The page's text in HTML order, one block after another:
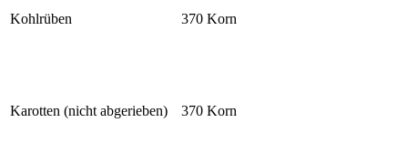
Kohlrüben 370 Korn
Karotten (nicht abgerieben) 370 Korn